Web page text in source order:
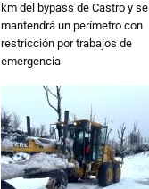
km del bypass de Castro y se
mantendrá un perímetro con
restricción por trabajos de
emergencia